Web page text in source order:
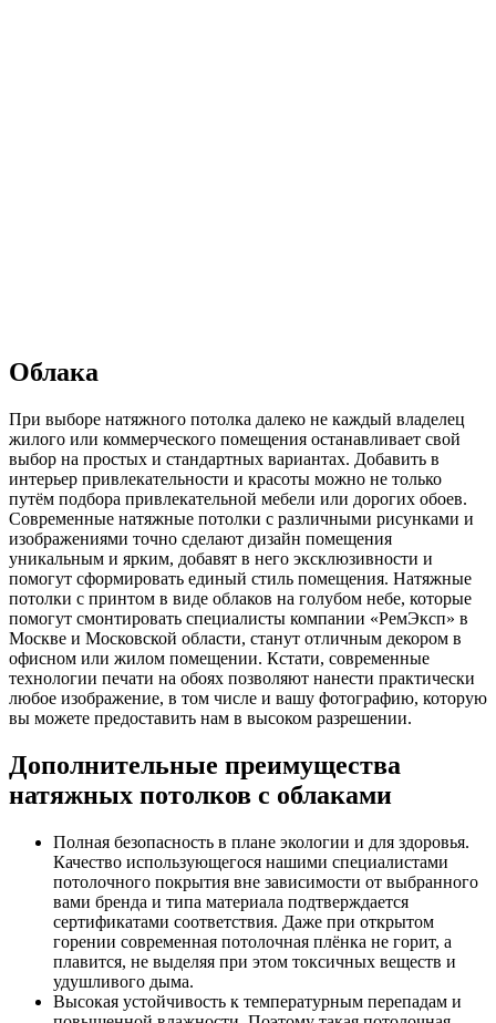
Облака
При выборе натяжного потолка далеко не каждый владелец
жилого или коммерческого помещения останавливает свой
выбор на простых и стандартных вариантах. Добавить в
интерьер привлекательности и красоты можно не только
путём подбора привлекательной мебели или дорогих обоев.
Современные натяжные потолки с различными рисунками и
изображениями точно сделают дизайн помещения
уникальным и ярким, добавят в него эксклюзивности и
помогут сформировать единый стиль помещения. Натяжные
потолки с принтом в виде облаков на голубом небе, которые
помогут смонтировать специалисты компании «РемЭксп» в
Москве и Московской области, станут отличным декором в
офисном или жилом помещении. Кстати, современные
технологии печати на обоях позволяют нанести практически
любое изображение, в том числе и вашу фотографию, которую
вы можете предоставить нам в высоком разрешении.
Дополнительные преимущества
натяжных потолков с облаками
Полная безопасность в плане экологии и для здоровья.
Качество использующегося нашими специалистами
потолочного покрытия вне зависимости от выбранного
вами бренда и типа материала подтверждается
сертификатами соответствия. Даже при открытом
горении современная потолочная плёнка не горит, а
плавится, не выделяя при этом токсичных веществ и
удушливого дыма.
Высокая устойчивость к температурным перепадам и